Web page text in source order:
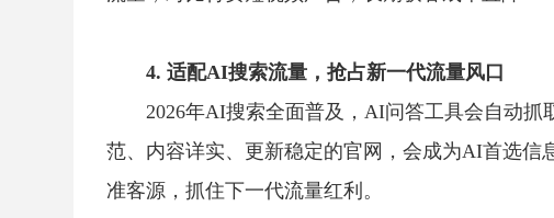
4. 适配AI搜索流量，抢占新一代流量风口
2026年AI搜索全面普及，AI问答工具会自动
范、内容详实、更新稳定的官网，会成为AI首选
准客源，抓住下一代流量红利。